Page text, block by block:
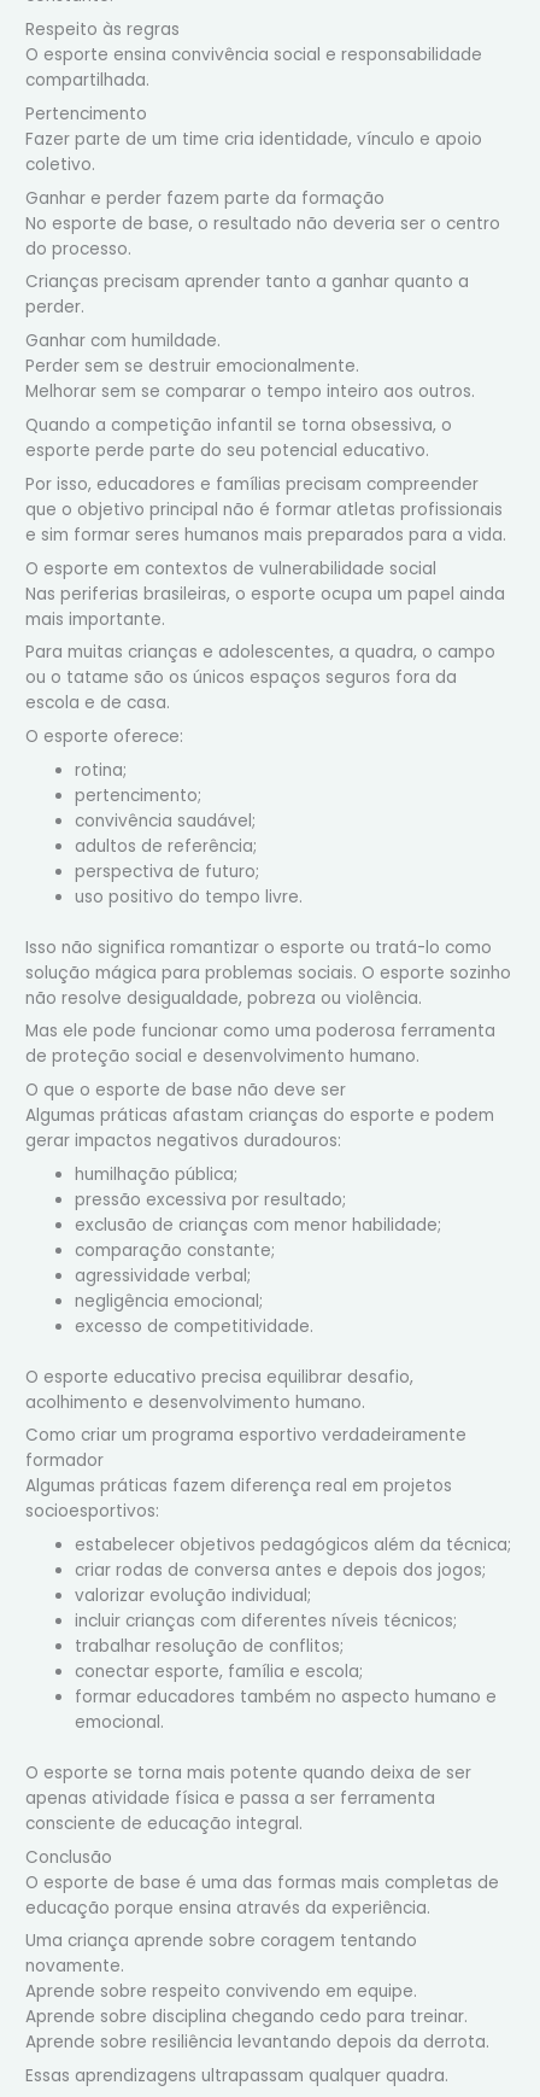
Respeito às regras
O esporte ensina convivência social e responsabilidade
compartilhada.
Pertencimento
Fazer parte de um time cria identidade, vínculo e apoio
coletivo.
Ganhar e perder fazem parte da formação
No esporte de base, o resultado não deveria ser o centro
do processo.
Crianças precisam aprender tanto a ganhar quanto a
perder.
Ganhar com humildade.
Perder sem se destruir emocionalmente.
Melhorar sem se comparar o tempo inteiro aos outros.
Quando a competição infantil se torna obsessiva, o
esporte perde parte do seu potencial educativo.
Por isso, educadores e famílias precisam compreender
que o objetivo principal não é formar atletas profissionais
e sim formar seres humanos mais preparados para a vida.
O esporte em contextos de vulnerabilidade social
Nas periferias brasileiras, o esporte ocupa um papel ainda
mais importante.
Para muitas crianças e adolescentes, a quadra, o campo
ou o tatame são os únicos espaços seguros fora da
escola e de casa.
O esporte oferece:
rotina;
pertencimento;
convivência saudável;
adultos de referência;
perspectiva de futuro;
uso positivo do tempo livre.
Isso não significa romantizar o esporte ou tratá-lo como
solução mágica para problemas sociais. O esporte sozinho
não resolve desigualdade, pobreza ou violência.
Mas ele pode funcionar como uma poderosa ferramenta
de proteção social e desenvolvimento humano.
O que o esporte de base não deve ser
Algumas práticas afastam crianças do esporte e podem
gerar impactos negativos duradouros:
humilhação pública;
pressão excessiva por resultado;
exclusão de crianças com menor habilidade;
comparação constante;
agressividade verbal;
negligência emocional;
excesso de competitividade.
O esporte educativo precisa equilibrar desafio,
acolhimento e desenvolvimento humano.
Como criar um programa esportivo verdadeiramente
formador
Algumas práticas fazem diferença real em projetos
socioesportivos:
estabelecer objetivos pedagógicos além da técnica;
criar rodas de conversa antes e depois dos jogos;
valorizar evolução individual;
incluir crianças com diferentes níveis técnicos;
trabalhar resolução de conflitos;
conectar esporte, família e escola;
formar educadores também no aspecto humano e
emocional.
O esporte se torna mais potente quando deixa de ser
apenas atividade física e passa a ser ferramenta
consciente de educação integral.
Conclusão
O esporte de base é uma das formas mais completas de
educação porque ensina através da experiência.
Uma criança aprende sobre coragem tentando
novamente.
Aprende sobre respeito convivendo em equipe.
Aprende sobre disciplina chegando cedo para treinar.
Aprende sobre resiliência levantando depois da derrota.
Essas aprendizagens ultrapassam qualquer quadra.